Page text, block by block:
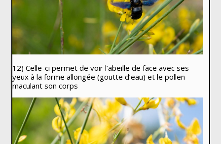
12) Celle-ci permet de voir l’abeille de face avec ses
yeux à la forme allongée (goutte d’eau) et le pollen
maculant son corps